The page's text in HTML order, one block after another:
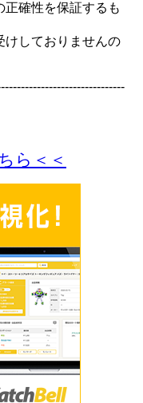
確性を保証するも
しておりませんの
ら＜＜